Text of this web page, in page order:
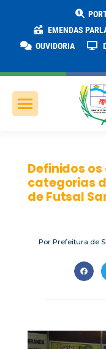
EMENDAS
OUVIDORIA
Definidos
categorias
de Futsal
PorPrefeitura de